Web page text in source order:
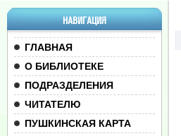
НАВИГАЦИЯ
ГЛАВНАЯ
О БИБЛИОТЕКЕ
ПОДРАЗДЕЛЕНИЯ
ЧИТАТЕЛЮ
ПУШКИНСКАЯ КАРТА